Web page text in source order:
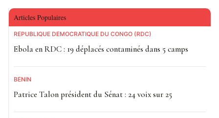
Articles Populaires
RÉPUBLIQUE DÉMOCRATIQUE DU CONGO (RDC)
Ebola en RDC : 19 déplacés contaminés dans 5 camps
BÉNIN
Patrice Talon président du Sénat : 24 voix sur 25